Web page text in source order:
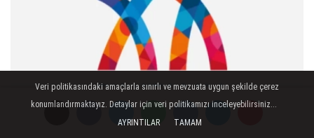
Veri politikasındaki amaçlarla sınırlı ve mevzuata uygun şekilde çerez
konumlandırmaktayız. Detaylar için veri politikamızı inceleyebilirsiniz...
AYRINTILAR
TAMAM